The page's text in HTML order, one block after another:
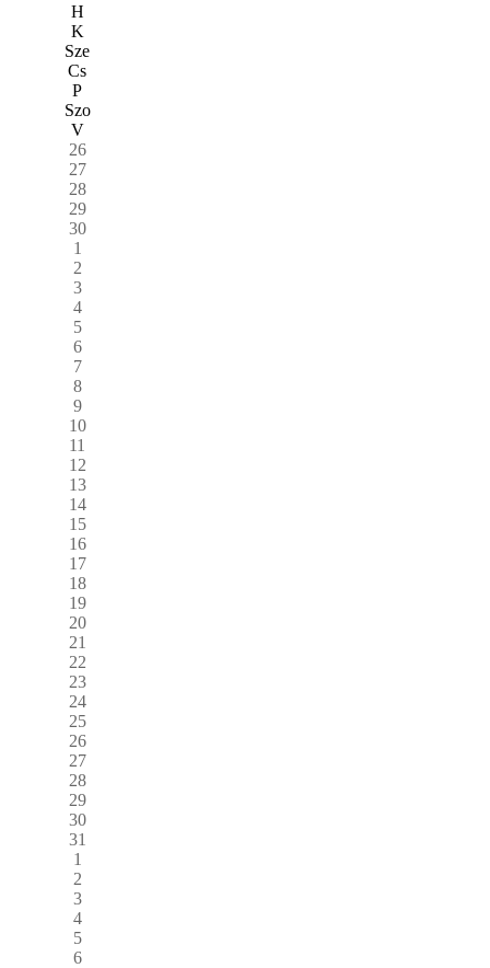
H
K
Sze
Cs
P
Szo
V
26
27
28
29
30
1
2
3
4
5
6
7
8
9
10
11
12
13
14
15
16
17
18
19
20
21
22
23
24
25
26
27
28
29
30
31
1
2
3
4
5
6